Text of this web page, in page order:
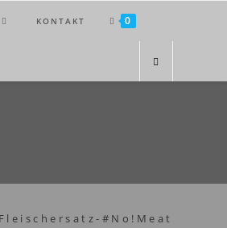
KONTAKT 0
#No!Meat